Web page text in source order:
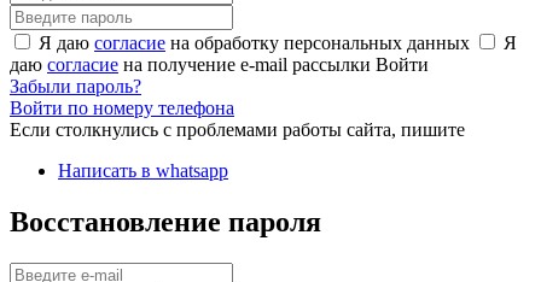
Я даю согласие на обработку персональных данных
Я
даю согласие на получение e-mail рассылки Войти
Забыли пароль?
Войти по номеру телефона
Если столкнулись с проблемами работы сайта, пишите
Написать в whatsapp
Восстановление пароля